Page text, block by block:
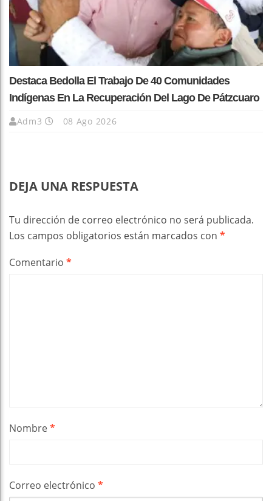
Destaca Bedolla El Trabajo De 40 Comunidades
Indígenas En La Recuperación Del Lago De Pátzcuaro
Adm3 08 Ago 2026
DEJA UNA RESPUESTA
Tu dirección de correo electrónico no será publicada.
Los campos obligatorios están marcados con *
Comentario *
Nombre*
Correo electrónico *